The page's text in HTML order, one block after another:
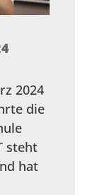
2024
die
steht
hat